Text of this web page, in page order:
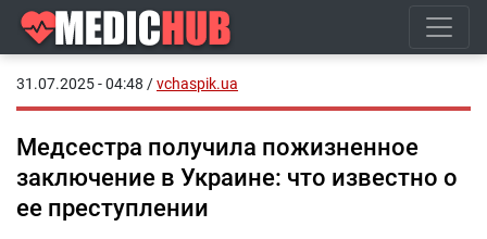
31.07.2025 - 04:48 /vchaspik.ua
Медсестра получила пожизненное
заключение в Украине: что известно о
ее преступлении